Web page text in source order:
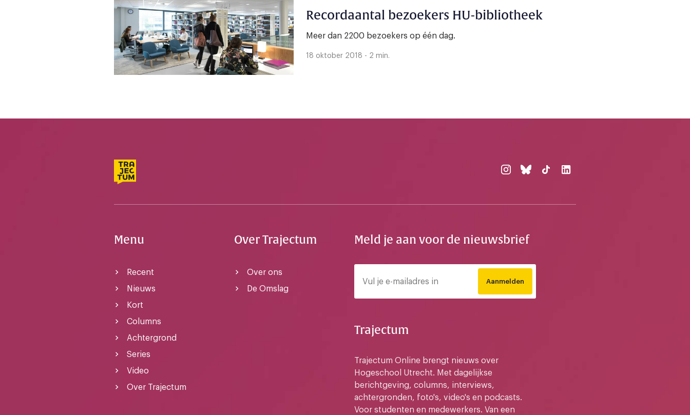
Recordaantal bezoekers HU-bibliotheek
Meer dan 2200 bezoekers op één dag.
18 oktober 2018 - 2 min.
Menu
Recent
Nieuws
Kort
Columns
Achtergrond
Series
Video
Over Trajectum
Over Trajectum
Over ons
De Omslag
Meld je aan voor de nieuwsbrief
Aanmelden
Trajectum
Trajectum Online brengt nieuws over
Hogeschool Utrecht. Met dagelijkse
berichtgeving, columns, interviews,
achtergronden, foto's, video's en podcasts.
Voor studenten en medewerkers. Van een